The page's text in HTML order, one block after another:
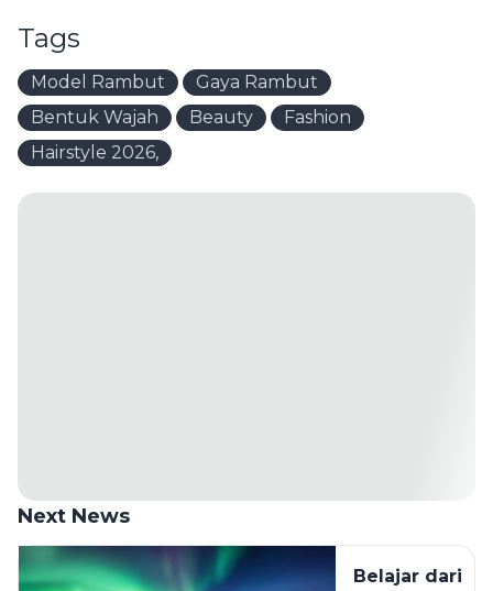
Tags
Model Rambut
Gaya Rambut
Bentuk Wajah
Beauty
Fashion
Hairstyle 2026,
Next News
Belajar dari